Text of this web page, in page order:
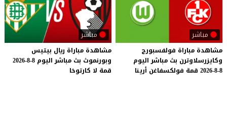
مباشر
مشاهدة مباراة فولفسبورج
وكايزرسلاوترن بث مباشر اليوم
8-8-2026
قمة فولكسفاغن أرينا
مباشر
مشاهدة مباراة ريال بيتيس
وبورنموث بث مباشر اليوم 8-8-2026
قمة لا كارتوخا